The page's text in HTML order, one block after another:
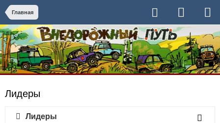
Главная
Лидеры
Лидеры